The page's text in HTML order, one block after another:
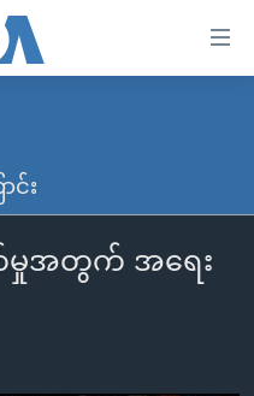
င်း
မှုအတွက် အရေး